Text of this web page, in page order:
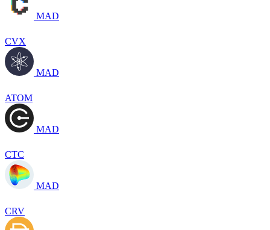
MAD
CVX
MAD
ATOM
MAD
CTC
MAD
CRV